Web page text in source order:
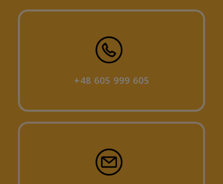
+48 605 999 605